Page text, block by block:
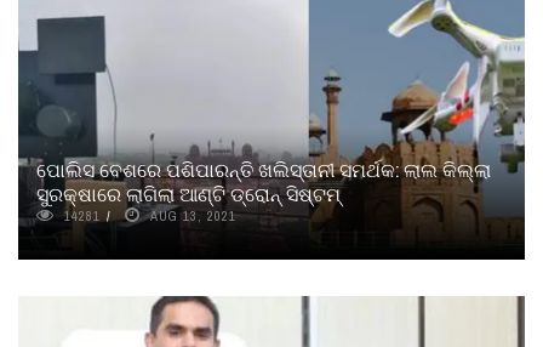
ପୋଲିସ ବେଶରେ ପଶିପାରନ୍ତି ଖଲିସ୍ତାନୀ ସମର୍ଥକ: ଲାଲ କିଲ୍ଲା
ସୁରକ୍ଷାରେ ଲାଗିଲା ଆଣ୍ଟି ଡ୍ରୋନ୍ ସିଷ୍ଟମ୍
14281 AUG 13, 2021